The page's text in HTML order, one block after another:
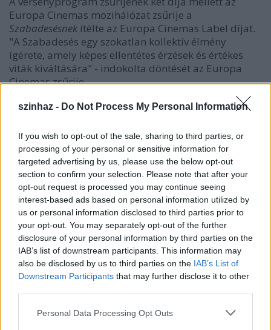
szinhaz - Do Not Process My Personal Information
If you wish to opt-out of the sale, sharing to third parties, or
processing of your personal or sensitive information for
targeted advertising by us, please use the below opt-out
section to confirm your selection. Please note that after your
opt-out request is processed you may continue seeing
interest-based ads based on personal information utilized by
us or personal information disclosed to third parties prior to
your opt-out. You may separately opt-out of the further
disclosure of your personal information by third parties on the
IAB’s list of downstream participants. This information may
also be disclosed by us to third parties on the IAB’s List of
Downstream Participants that may further disclose it to other
Please note that this website/app uses one or more Google
Personal Data Processing Opt Outs
Europa Cinemas mozihálózat zsűrije a
Szabadesésnek ítélte az Europa Cinemas Label díjat.
"A Szabadesés egy szokatlan kollektív élmény
ígérete, amely képes ellentétes érzések és értékes
viták kiváltására" - indokolta döntését az Europa
Cinemas zsűrije.
Pálfi György és színésznői: Buza Tímea, Gera Marina
és Hőrich Nóra Lili
Fotó: Europress